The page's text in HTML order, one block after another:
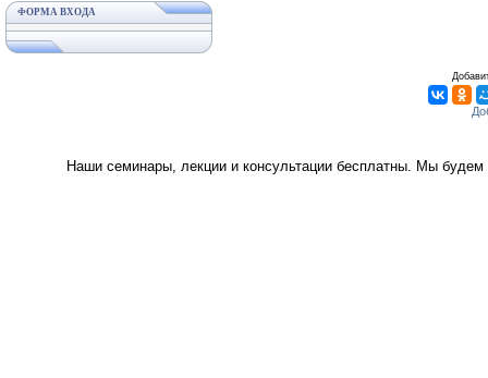
ФОРМА ВХОДА
Наши семинары, лекции и консультации бесплатны. Мы